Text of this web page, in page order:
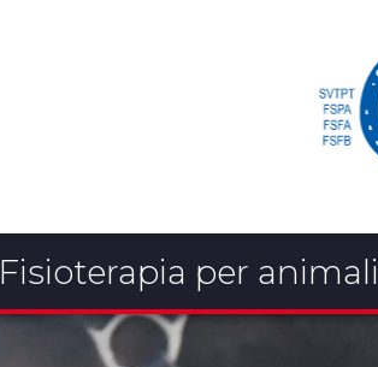
Fisioterapia per animali